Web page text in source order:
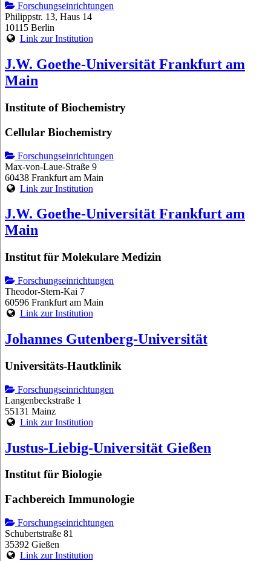
Forschungseinrichtungen
Philippstr. 13, Haus 14
10115 Berlin
Link zur Institution
J.W. Goethe-Universität Frankfurt am
Main
Institute of Biochemistry
Cellular Biochemistry
Forschungseinrichtungen
Max-von-Laue-Straße 9
60438 Frankfurt am Main
Link zur Institution
J.W. Goethe-Universität Frankfurt am
Main
Institut für Molekulare Medizin
Forschungseinrichtungen
Theodor-Stern-Kai 7
60596 Frankfurt am Main
Link zur Institution
Johannes Gutenberg-Universität
Universitäts-Hautklinik
Forschungseinrichtungen
Langenbeckstraße 1
55131 Mainz
Link zur Institution
Justus-Liebig-Universität Gießen
Institut für Biologie
Fachbereich Immunologie
Forschungseinrichtungen
Schubertstraße 81
35392 Gießen
Link zur Institution